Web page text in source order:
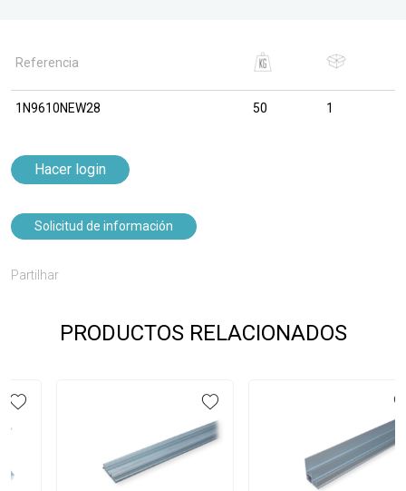
Referencia
1N9610NEW28 50 1
Hacer login
Solicitud de información
Partilhar
PRODUCTOS RELACIONADOS